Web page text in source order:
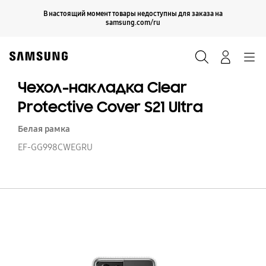
В настоящий момент товары недоступны для заказа на
samsung.com/ru
Продолжить
Чехол-накладка Clear
Protective Cover S21 Ultra
Белая рамка
EF-GG998CWEGRU